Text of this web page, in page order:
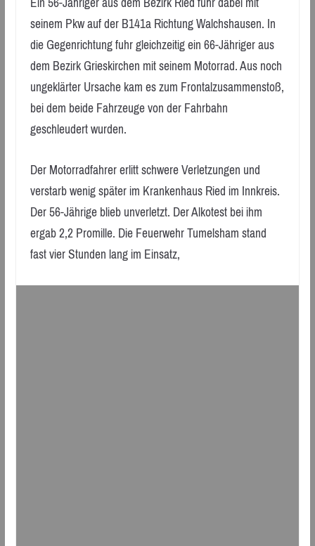
seinem Pkw auf der B141a Richtung Walchshausen. In
die Gegenrichtung fuhr gleichzeitig ein 66-Jähriger aus
dem Bezirk Grieskirchen mit seinem Motorrad. Aus noch
ungeklärter Ursache kam es zum Frontalzusammenstoß,
bei dem beide Fahrzeuge von der Fahrbahn
geschleudert wurden.
Der Motorradfahrer erlitt schwere Verletzungen und
verstarb wenig später im Krankenhaus Ried im Innkreis.
Der 56-Jährige blieb unverletzt. Der Alkotest bei ihm
ergab 2,2 Promille. Die Feuerwehr Tumelsham stand
fast vier Stunden lang im Einsatz,